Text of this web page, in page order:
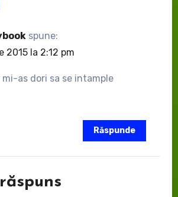
spune:
2015 la 2:12 pm
mi-as dori sa se intample
Răspunde